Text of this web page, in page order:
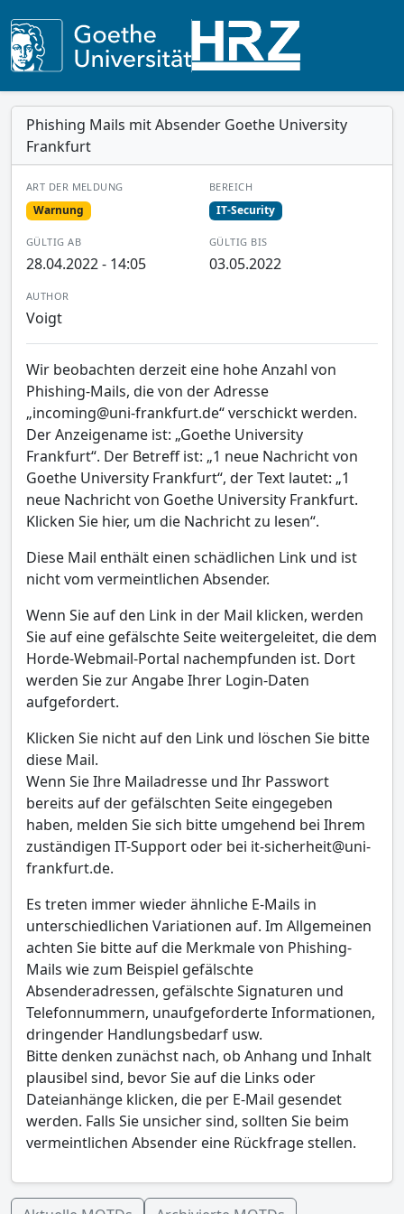
Phishing Mails mit Absender Goethe University
Frankfurt
ART DER MELDUNG
Warnung
BEREICH
IT-Security
GÜLTIG AB
28.04.2022 - 14:05
GÜLTIG BIS
03.05.2022
AUTHOR
Voigt
Wir beobachten derzeit eine hohe Anzahl von
Phishing-Mails, die von der Adresse
„incoming@uni-frankfurt.de“ verschickt werden.
Der Anzeigename ist: „Goethe University
Frankfurt“. Der Betreff ist: „1 neue Nachricht von
Goethe University Frankfurt“, der Text lautet: „1
neue Nachricht von Goethe University Frankfurt.
Klicken Sie hier, um die Nachricht zu lesen“.
Diese Mail enthält einen schädlichen Link und ist
nicht vom vermeintlichen Absender.
Wenn Sie auf den Link in der Mail klicken, werden
Sie auf eine gefälschte Seite weitergeleitet, die dem
Horde-Webmail-Portal nachempfunden ist. Dort
werden Sie zur Angabe Ihrer Login-Daten
aufgefordert.
Klicken Sie nicht auf den Link und löschen Sie bitte
diese Mail.
Wenn Sie Ihre Mailadresse und Ihr Passwort
bereits auf der gefälschten Seite eingegeben
haben, melden Sie sich bitte umgehend bei Ihrem
zuständigen IT-Support oder bei it-sicherheit@uni-
frankfurt.de.
Es treten immer wieder ähnliche E-Mails in
unterschiedlichen Variationen auf. Im Allgemeinen
achten Sie bitte auf die Merkmale von Phishing-
Mails wie zum Beispiel gefälschte
Absenderadressen, gefälschte Signaturen und
Telefonnummern, unaufgeforderte Informationen,
dringender Handlungsbedarf usw.
Bitte denken zunächst nach, ob Anhang und Inhalt
plausibel sind, bevor Sie auf die Links oder
Dateianhänge klicken, die per E-Mail gesendet
werden. Falls Sie unsicher sind, sollten Sie beim
vermeintlichen Absender eine Rückfrage stellen.